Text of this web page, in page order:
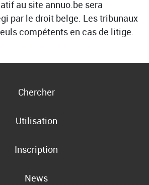
au site annuo.be sera
par le droit belge. Les tribunaux
compétents en cas de litige.
Chercher
Utilisation
Inscription
News